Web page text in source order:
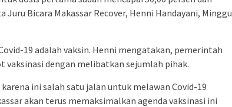
Juru Bicara Makassar Recover, Henni Handayani, Minggu
19 adalah vaksin. Henni mengatakan, pemerintah
vaksinasi dengan melibatkan sejumlah pihak.
ini salah satu jalan untuk melawan Covid-19
akan terus memaksimalkan agenda vaksinasi ini